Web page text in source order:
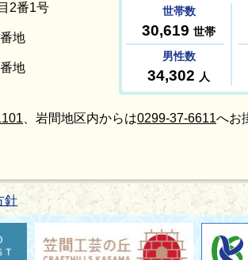
2番1号
地
地
、岩間地区内からは0299-37-6611へお
針